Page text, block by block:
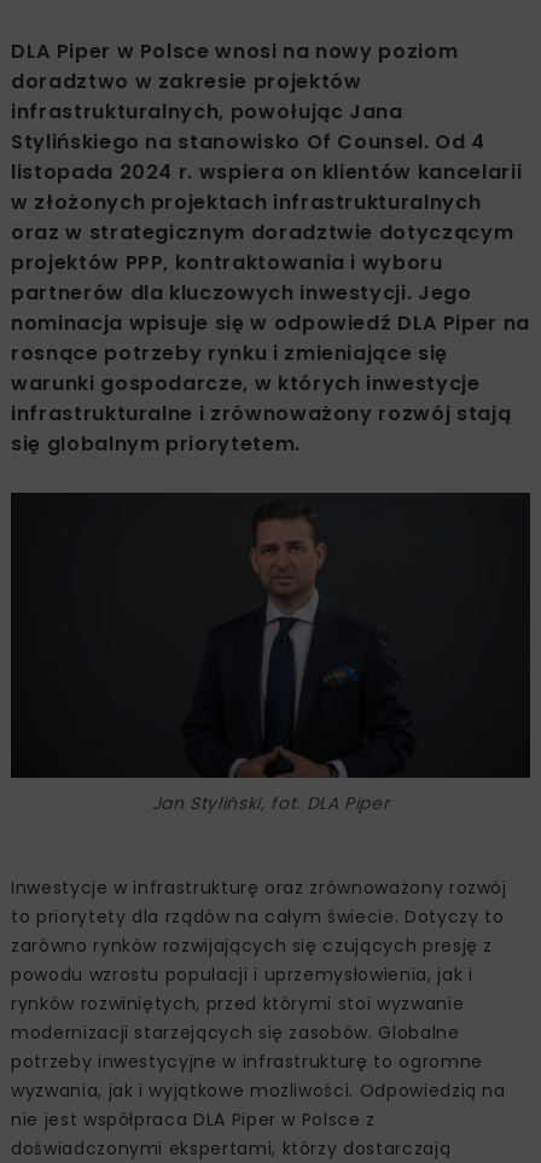
DLA Piper w Polsce wnosi na nowy poziom
doradztwo w zakresie projektów
infrastrukturalnych, powołując Jana
Stylińskiego na stanowisko Of Counsel. Od 4
listopada 2024 r. wspiera on klientów kancelarii
w złożonych projektach infrastrukturalnych
oraz w strategicznym doradztwie dotyczącym
projektów PPP, kontraktowania i wyboru
partnerów dla kluczowych inwestycji. Jego
nominacja wpisuje się w odpowiedź DLA Piper na
rosnące potrzeby rynku i zmieniające się
warunki gospodarcze, w których inwestycje
infrastrukturalne i zrównoważony rozwój stają
się globalnym priorytetem.
Jan Styliński, fot. DLA Piper
Inwestycje w infrastrukturę oraz zrównoważony rozwój
to priorytety dla rządów na całym świecie. Dotyczy to
zarówno rynków rozwijających się czujących presję z
powodu wzrostu populacji i uprzemysłowienia, jak i
rynków rozwiniętych, przed którymi stoi wyzwanie
modernizacji starzejących się zasobów. Globalne
potrzeby inwestycyjne w infrastrukturę to ogromne
wyzwania, jak i wyjątkowe możliwości. Odpowiedzią na
nie jest współpraca DLA Piper w Polsce z
doświadczonymi ekspertami, którzy dostarczają